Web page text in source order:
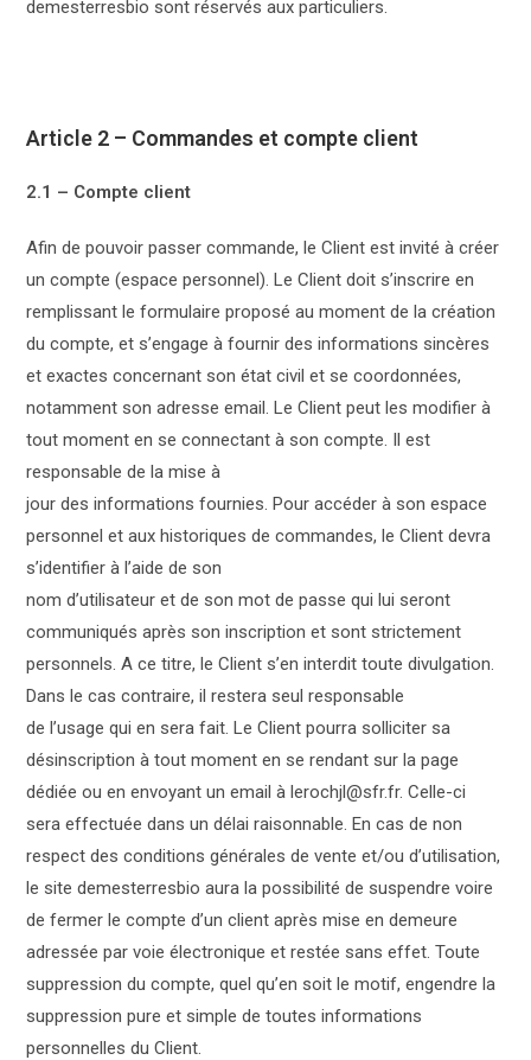
demesterresbio sont réservés aux particuliers.
Article 2 – Commandes et compte client
2.1 – Compte client
Afin de pouvoir passer commande, le Client est invité à créer
un compte (espace personnel). Le Client doit s’inscrire en
remplissant le formulaire proposé au moment de la création
du compte, et s’engage à fournir des informations sincères
et exactes concernant son état civil et se coordonnées,
notamment son adresse email. Le Client peut les modifier à
tout moment en se connectant à son compte. Il est
responsable de la mise à
jour des informations fournies. Pour accéder à son espace
personnel et aux historiques de commandes, le Client devra
s’identifier à l’aide de son
nom d’utilisateur et de son mot de passe qui lui seront
communiqués après son inscription et sont strictement
personnels. A ce titre, le Client s’en interdit toute divulgation.
Dans le cas contraire, il restera seul responsable
de l’usage qui en sera fait. Le Client pourra solliciter sa
désinscription à tout moment en se rendant sur la page
dédiée ou en envoyant un email àlerochjl@sfr.fr. Celle-ci
sera effectuée dans un délai raisonnable. En cas de non
respect des conditions générales de vente et/ou d’utilisation,
le site demesterresbio aura la possibilité de suspendre voire
de fermer le compte d’un client après mise en demeure
adressée par voie électronique et restée sans effet. Toute
suppression du compte, quel qu’en soit le motif, engendre la
suppression pure et simple de toutes informations
personnelles du Client.